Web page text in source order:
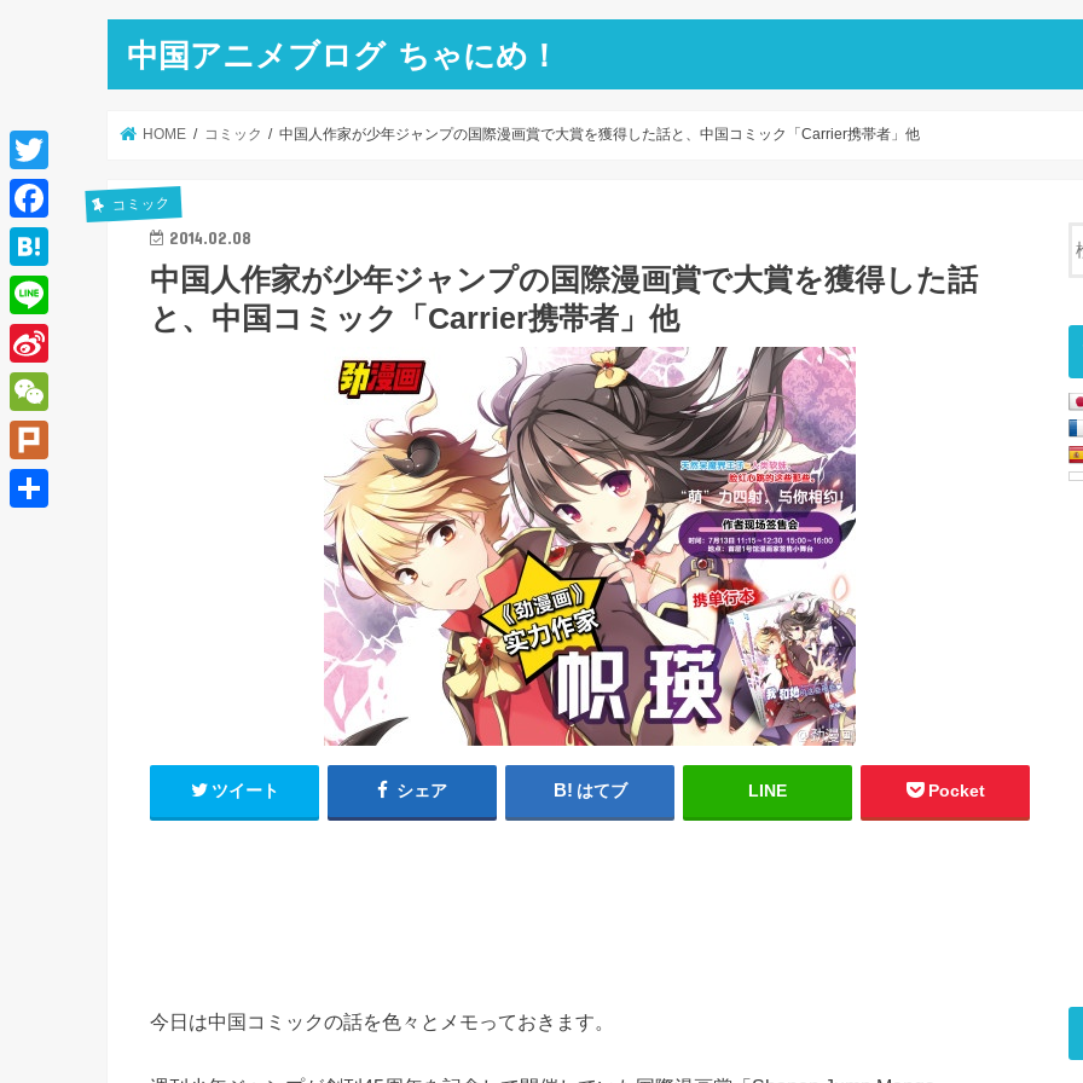
中国アニメブログ ちゃにめ！
HOME コミック 中国人作家が少年ジャンプの国際漫画賞で大賞を獲得した話と、中国コミック「Carrier携帯者」他
コミック
2014.02.08
中国人作家が少年ジャンプの国際漫画賞で大賞を獲得した話
と、中国コミック「Carrier携帯者」他
ツイート シェア はてブ LINE Pocket
今日は中国コミックの話を色々とメモっておきます。
T
w
i
t
e
r
F
a
c
e
b
o
o
k
H
a
t
e
a
L
i
n
e
S
i
n
a
W
e
C
P